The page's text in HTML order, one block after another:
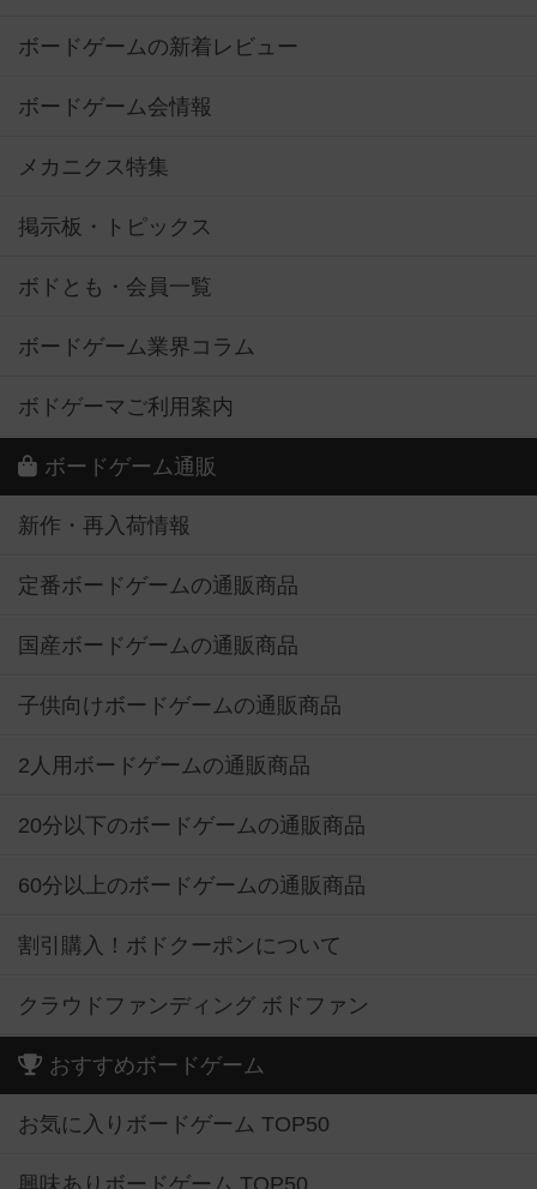
ボードゲームの新着レビュー
ボードゲーム会情報
メカニクス特集
掲示板・トピックス
ボドとも・会員一覧
ボードゲーム業界コラム
ボドゲーマご利用案内
ボードゲーム通販
新作・再入荷情報
定番ボードゲームの通販商品
国産ボードゲームの通販商品
子供向けボードゲームの通販商品
2人用ボードゲームの通販商品
20分以下のボードゲームの通販商品
60分以上のボードゲームの通販商品
割引購入！ボドクーポンについて
クラウドファンディング ボドファン
おすすめボードゲーム
お気に入りボードゲーム TOP50
興味ありボードゲーム TOP50